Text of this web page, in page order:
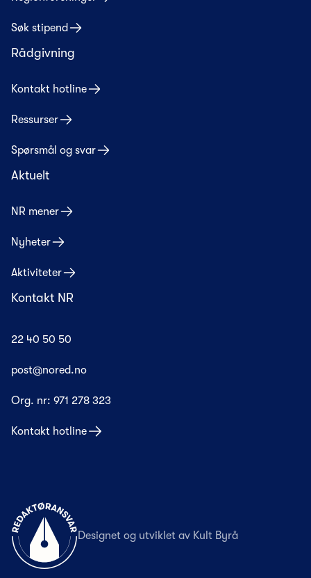
Søk stipend
Rådgivning
Kontakt hotline
Ressurser
Spørsmål og svar
Aktuelt
NR mener
Nyheter
Aktiviteter
Kontakt NR
22 40 50 50
post@nored.no
Org. nr: 971 278 323
Kontakt hotline
Til forsiden
Designet og utviklet av Kult Byrå